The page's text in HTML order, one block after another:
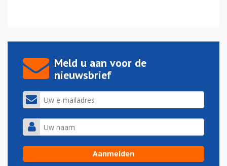
Meld u aan voor de
nieuwsbrief